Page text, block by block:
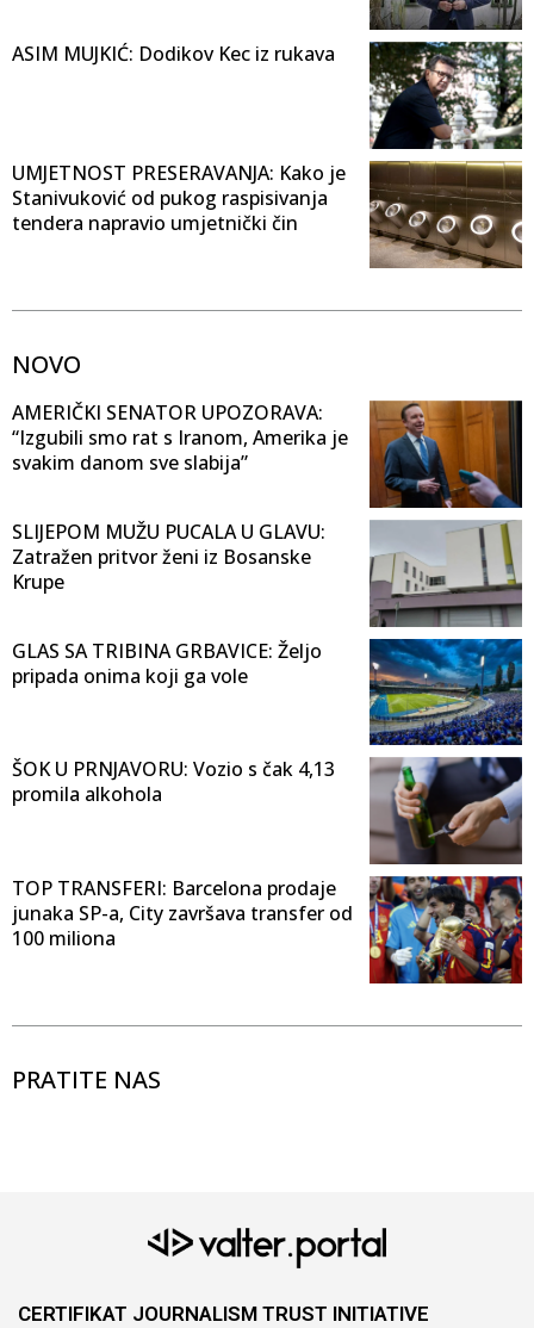
ASIM MUJKIĆ: Dodikov Kec iz rukava
UMJETNOST PRESERAVANJA: Kako je
Stanivuković od pukog raspisivanja
tendera napravio umjetnički čin
NOVO
AMERIČKI SENATOR UPOZORAVA:
“Izgubili smo rat s Iranom, Amerika je
svakim danom sve slabija”
SLIJEPOM MUŽU PUCALA U GLAVU:
Zatražen pritvor ženi iz Bosanske
Krupe
GLAS SA TRIBINA GRBAVICE: Željo
pripada onima koji ga vole
ŠOK U PRNJAVORU: Vozio s čak 4,13
promila alkohola
TOP TRANSFERI: Barcelona prodaje
junaka SP-a, City završava transfer od
100 miliona
PRATITE NAS
CERTIFIKAT JOURNALISM TRUST INITIATIVE